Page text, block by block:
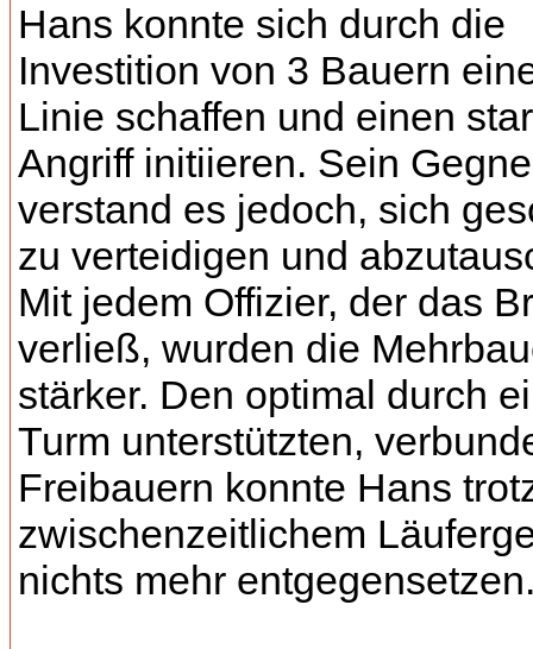
Hans konnte sich durch die
Investition von 3 Bauern
Linie schaffen und einen
Angriff initiieren. Sein
verstand es jedoch, sich
zu verteidigen und
Mit jedem Offizier, der das
verließ, wurden die
stärker. Den optimal durch
Turm unterstützten,
Freibauern konnte Hans
zwischenzeitlichem
nichts mehr